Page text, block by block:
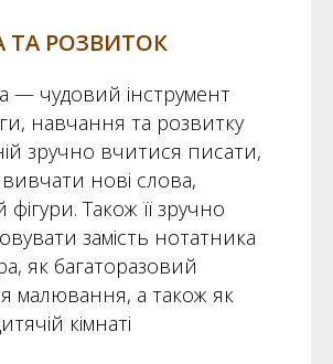
ТА РОЗВИТОК
— чудовий інструмент
навчання та розвитку
зручно вчитися писати,
нові слова,
Також її зручно
замість нотатника
як багаторазовий
малювання, а також як
кімнаті